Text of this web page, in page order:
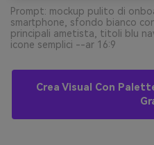
Prompt: mockup pulito di
smartphone, sfondo bianco
principali ametista, titoli blu
icone semplici --ar 16:9
Crea Visual Con